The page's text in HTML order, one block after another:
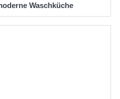
Waschküche